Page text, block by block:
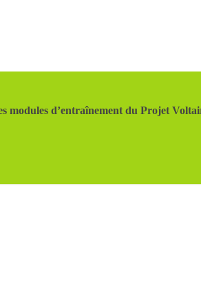
modules d’entraînement du Projet